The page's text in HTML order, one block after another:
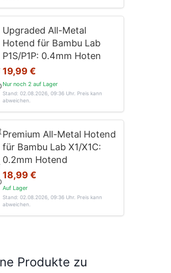
Upgraded All-Metal
Hotend für Bambu Lab
P1S/P1P: 0.4mm Hoten
19,99 €
Nur noch 2 auf Lager
Stand: 02.08.2026, 09:36 Uhr. Preis kann
abweichen.
Premium All-Metal Hotend
für Bambu Lab X1/X1C:
0.2mm Hotend
18,99 €
Auf Lager
Stand: 02.08.2026, 09:36 Uhr. Preis kann
abweichen.
Produkte zu